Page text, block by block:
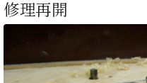
コ
示
ア
イ
ン
ラ
器
ベ
ュ
員
登
案
イ
ン
奏
採
報
修理再開